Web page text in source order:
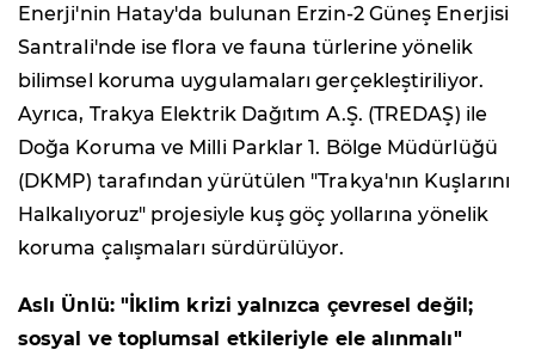
Enerji'nin Hatay'da bulunan Erzin-2 Güneş Enerjisi
Santrali'nde ise flora ve fauna türlerine yönelik
bilimsel koruma uygulamaları gerçekleştiriliyor.
Ayrıca, Trakya Elektrik Dağıtım A.Ş. (TREDAŞ) ile
Doğa Koruma ve Milli Parklar 1. Bölge Müdürlüğü
(DKMP) tarafından yürütülen "Trakya'nın Kuşlarını
Halkalıyoruz" projesiyle kuş göç yollarına yönelik
koruma çalışmaları sürdürülüyor.
Aslı Ünlü: "İklim krizi yalnızca çevresel değil;
sosyal ve toplumsal etkileriyle ele alınmalı"